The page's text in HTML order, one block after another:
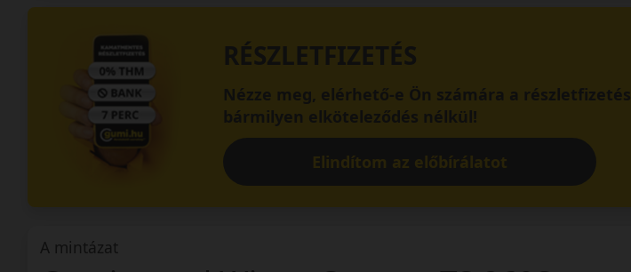
RÉSZLETFIZETÉS
Nézze meg, elérhető-e Ön számára a részletfizetés
bármilyen elköteleződés nélkül!
Elindítom az előbírálatot
A mintázat